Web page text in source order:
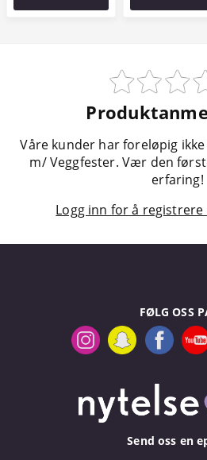
Våre kunder har foreløpig
m/ Veggfester. Vær den
erfaring!
Logg inn for å
FØLG OSS
Send oss en